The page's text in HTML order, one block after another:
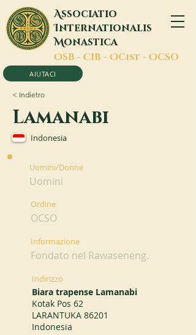
Associatio
Internationalis
Monastica
OSB - CIB - OCist - OCSO
AIUTACI
< Indietro
Lamanabi
Indonesia
Uomini/Donne
Uomini
Ordine
OCSO
Informazione
Fondato nel Rawaseneng.
Indirizzo
Biara trapense Lamanabi
Kotak Pos 62
LARANTUKA 86201
Indonesia